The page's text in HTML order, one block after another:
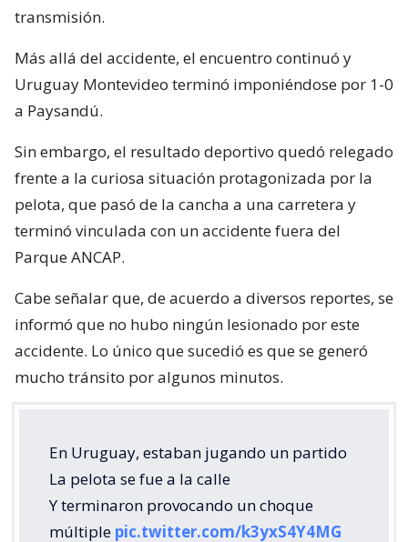
transmisión.
Más allá del accidente, el encuentro continuó y
Uruguay Montevideo terminó imponiéndose por 1-0
a Paysandú.
Sin embargo, el resultado deportivo quedó relegado
frente a la curiosa situación protagonizada por la
pelota, que pasó de la cancha a una carretera y
terminó vinculada con un accidente fuera del
Parque ANCAP.
Cabe señalar que, de acuerdo a diversos reportes, se
informó que no hubo ningún lesionado por este
accidente. Lo único que sucedió es que se generó
mucho tránsito por algunos minutos.
En Uruguay, estaban jugando un partido
La pelota se fue a la calle
Y terminaron provocando un choque
múltiple pic.twitter.com/k3yxS4Y4MG